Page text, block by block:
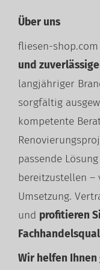
Über uns
fliesen-
und
langjähriger
sorgfältig
kompetente
passende
bereitzustellen –
Umsetzung.
und profitieren
Wir helfen Ihnen